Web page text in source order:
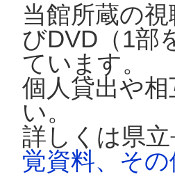
当館所蔵の
びDVD（1部
ています。
個人貸出や
い。
詳しくは県
覚資料、そ